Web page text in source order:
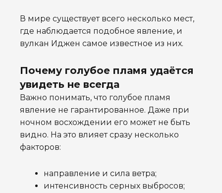
В мире существует всего несколько мест,
где наблюдается подобное явление, и
вулкан Иджен самое известное из них.
Почему голубое пламя удаётся
увидеть не всегда
Важно понимать, что голубое пламя
явление не гарантированное. Даже при
ночном восхождении его может не быть
видно. На это влияет сразу несколько
факторов:
направление и сила ветра;
интенсивность серных выбросов;